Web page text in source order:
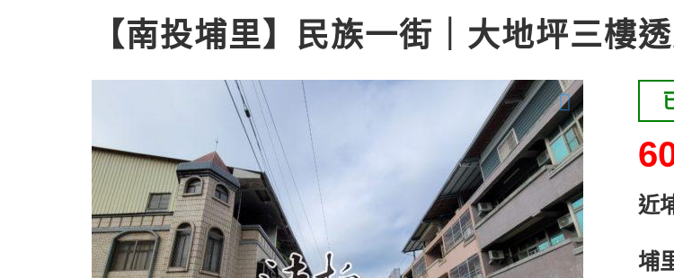
【南投埔里】民族一街｜大地坪三樓
近
埔